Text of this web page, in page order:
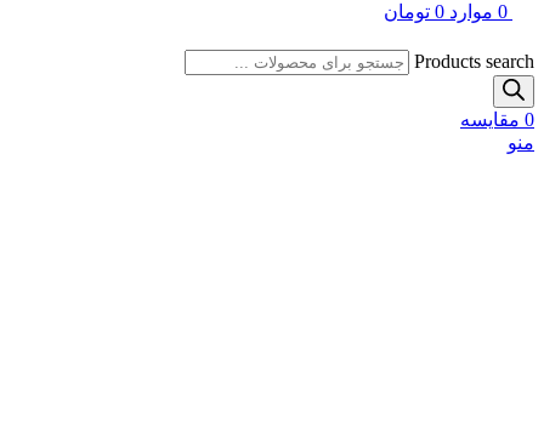
0 موارد 0 تومان
Products search
0 مقایسه
منو